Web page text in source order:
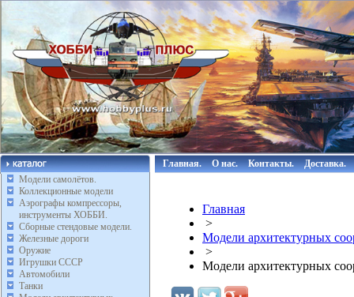
Модели самолётов.
Коллекционные модели
Аэрографы компрессоры,
инструменты ХОББИ.
Сборные стендовые модели.
Железные дороги
Оружие
Игрушки СССР
Автомобили
Танки
Главная. О нас. Контакты. Доставка.
Главная
>
Модели архитектурных
>
Модели архитектурных